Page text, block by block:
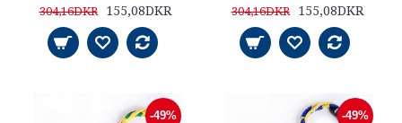
304,16DKR 155,08DKR 304,16DKR 155,08DKR
-49% -49%